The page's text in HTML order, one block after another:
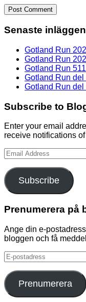
Senaste inläggen
Gotland Run
Gotland Run
Gotland Run
Gotland Run del
Gotland Run del
Subscribe to
Enter your email
receive notifications
Email
Address
Subscribe
Prenumerera på
Ange din e-
bloggen och få
E-
postadress
Prenumerera